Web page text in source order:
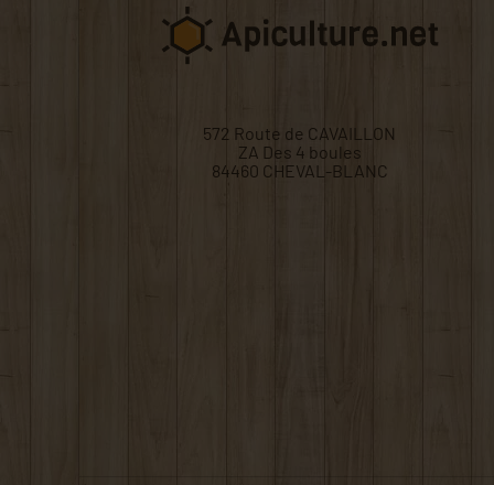
572 Route de CAVAILLON
ZA Des 4 boules
84460 CHEVAL-BLANC